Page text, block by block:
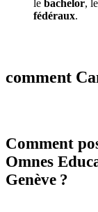
le bachelor, le
fédéraux.
comment
Comment
Omnes
Genève ?